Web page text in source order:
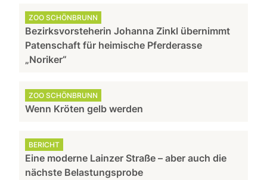
ZOO SCHÖNBRUNN
Bezirksvorsteherin Johanna Zinkl übernimmt
Patenschaft für heimische Pferderasse
„Noriker“
ZOO SCHÖNBRUNN
Wenn Kröten gelb werden
BERICHT
Eine moderne Lainzer Straße – aber auch die
nächste Belastungsprobe